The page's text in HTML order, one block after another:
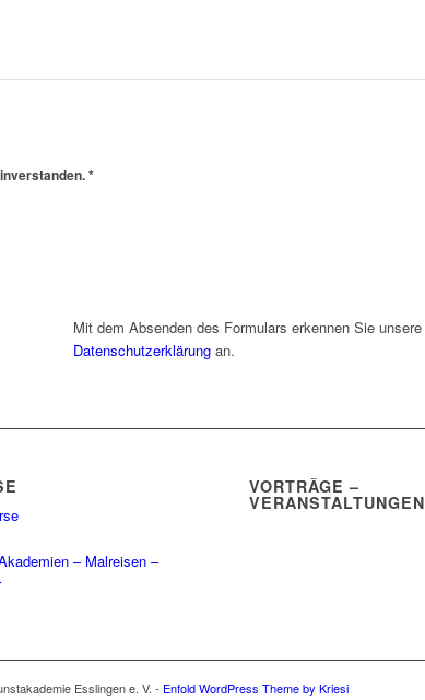
*
Mit dem Absenden des Formulars erkennen Sie unsere
Datenschutzerklärung an.
– Malreisen –
VORTRÄGE –
VERANSTALTUNGEN
Esslingen e. V. - Enfold WordPress Theme by Kriesi